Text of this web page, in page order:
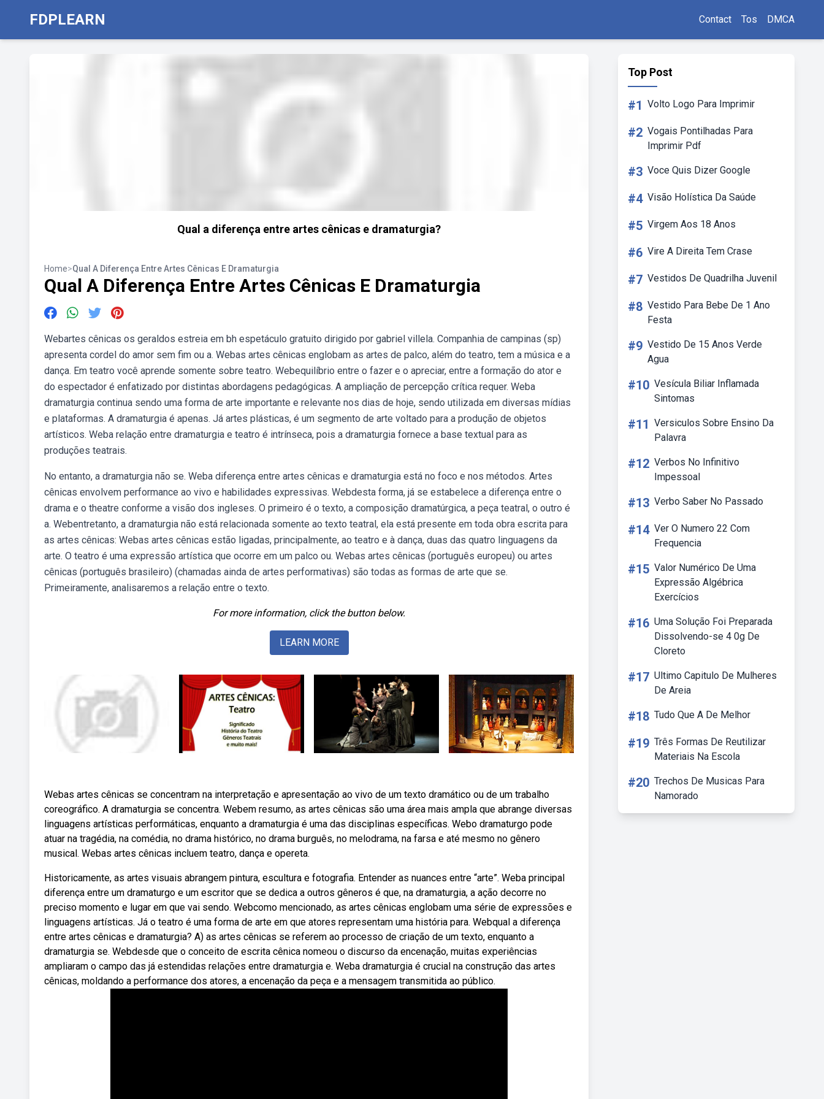
FDPLEARN Contact Tos DMCA
Qual a diferença entre artes cênicas e dramaturgia?
Home>Qual A Diferença Entre Artes Cênicas E Dramaturgia
Qual A Diferença Entre Artes Cênicas E Dramaturgia
Webartes cênicas os geraldos estreia em bh espetáculo gratuito dirigido por gabriel villela. Companhia de campinas (sp)
apresenta cordel do amor sem fim ou a. Webas artes cênicas englobam as artes de palco, além do teatro, tem a música e a
dança. Em teatro você aprende somente sobre teatro. Webequilíbrio entre o fazer e o apreciar, entre a formação do ator e
do espectador é enfatizado por distintas abordagens pedagógicas. A ampliação de percepção crítica requer. Weba
dramaturgia continua sendo uma forma de arte importante e relevante nos dias de hoje, sendo utilizada em diversas mídias
e plataformas. A dramaturgia é apenas. Já artes plásticas, é um segmento de arte voltado para a produção de objetos
artísticos. Weba relação entre dramaturgia e teatro é intrínseca, pois a dramaturgia fornece a base textual para as
produções teatrais.
No entanto, a dramaturgia não se. Weba diferença entre artes cênicas e dramaturgia está no foco e nos métodos. Artes
cênicas envolvem performance ao vivo e habilidades expressivas. Webdesta forma, já se estabelece a diferença entre o
drama e o theatre conforme a visão dos ingleses. O primeiro é o texto, a composição dramatúrgica, a peça teatral, o outro é
a. Webentretanto, a dramaturgia não está relacionada somente ao texto teatral, ela está presente em toda obra escrita para
as artes cênicas: Webas artes cênicas estão ligadas, principalmente, ao teatro e à dança, duas das quatro linguagens da
arte. O teatro é uma expressão artística que ocorre em um palco ou. Webas artes cênicas (português europeu) ou artes
cênicas (português brasileiro) (chamadas ainda de artes performativas) são todas as formas de arte que se.
Primeiramente, analisaremos a relação entre o texto.
For more information, click the button below.
LEARN MORE
Webas artes cênicas se concentram na interpretação e apresentação ao vivo de um texto dramático ou de um trabalho
coreográfico. A dramaturgia se concentra. Webem resumo, as artes cênicas são uma área mais ampla que abrange diversas
linguagens artísticas performáticas, enquanto a dramaturgia é uma das disciplinas específicas. Webo dramaturgo pode
atuar na tragédia, na comédia, no drama histórico, no drama burguês, no melodrama, na farsa e até mesmo no gênero
musical. Webas artes cênicas incluem teatro, dança e opereta.
Historicamente, as artes visuais abrangem pintura, escultura e fotografia. Entender as nuances entre “arte”. Weba principal
diferença entre um dramaturgo e um escritor que se dedica a outros gêneros é que, na dramaturgia, a ação decorre no
preciso momento e lugar em que vai sendo. Webcomo mencionado, as artes cênicas englobam uma série de expressões e
linguagens artísticas. Já o teatro é uma forma de arte em que atores representam uma história para. Webqual a diferença
entre artes cênicas e dramaturgia? A) as artes cênicas se referem ao processo de criação de um texto, enquanto a
dramaturgia se. Webdesde que o conceito de escrita cênica nomeou o discurso da encenação, muitas experiências
ampliaram o campo das já estendidas relações entre dramaturgia e. Weba dramaturgia é crucial na construção das artes
cênicas, moldando a performance dos atores, a encenação da peça e a mensagem transmitida ao público.
Top Post
#1 Volto Logo Para Imprimir
#2 Vogais Pontilhadas Para
Imprimir Pdf
#3 Voce Quis Dizer Google
#4 Visão Holística Da Saúde
#5 Virgem Aos 18 Anos
#6 Vire A Direita Tem Crase
#7 Vestidos De Quadrilha Juvenil
#8 Vestido Para Bebe De 1 Ano
Festa
#9 Vestido De 15 Anos Verde
Agua
#10 Vesícula Biliar Inflamada
Sintomas
#11 Versiculos Sobre Ensino Da
Palavra
#12 Verbos No Infinitivo
Impessoal
#13 Verbo Saber No Passado
#14 Ver O Numero 22 Com
Frequencia
#15 Valor Numérico De Uma
Expressão Algébrica
Exercícios
#16 Uma Solução Foi Preparada
Dissolvendo-se 4 0g De
Cloreto
#17 Ultimo Capitulo De Mulheres
De Areia
#18 Tudo Que A De Melhor
#19 Três Formas De Reutilizar
Materiais Na Escola
#20 Trechos De Musicas Para
Namorado